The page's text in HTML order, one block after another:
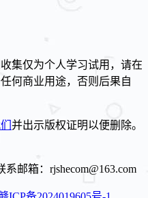
集仅为个人学习试用，请在
何商业用途，否则后果自
并出示版权证明以便删除。
邮箱：rjshecom@163.com